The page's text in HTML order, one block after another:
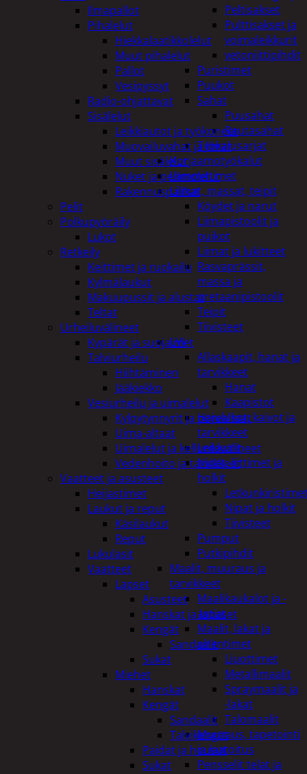
Peltisakset
Pulttisakset ja
voimaleikkurit
vetoniittipihdit
Puristimet
Puukot
Sahat
Puusahat
Rautasahat
Työkalusarjat
Korjaamotyökalut
Lämmittimet
Liimat, massat, teipit
Köydet ja narut
Liimapistoolit ja
puikot
Liimat ja lukitteet
Rasvaprässit,
massa ja
uretaanipistoolit
Teipit
Tiivisteet
LVI
Allaskaapit, hanat ja
tarvikkeet
Hanat
Kaapistot
Hajulukot, kaivot ja
tarvikkeet
Leikkurit
Nipat, liittimet ja
holkit
Nipat ja holkit
Tiivisteet
Pumput
Putkipihdit
Maalit, muuraus ja
tarvikkeet
Maalikaukalot ja -
astiat
Maalit, lakat ja
ohentimet
Liuottimet
Metallimaalit
Spraymaalit ja
-lakat
Talomaalit
Muuraus, tapetointi
ja laatoitus
Pensselit telat ja
Ilmapallot
Pihalelut
Hiekkalaatikkolelut
Muut pihalelut
Pallot
Vesipyssyt
Radio-ohjattavat
Sisälelut
Leikkiautot ja työkoneet
Muovailuvahat ja limat
Muut sisälelut
Nuket ja pehmolelut
Rakennuspalikat
Pelit
Polkupyöräily
Lukot
Retkeily
Keittimet ja ruokailu
Kylmälaukut
Makuupussit ja alustat
Teltat
Urheiluvälineet
Kypärät ja suojaimet
Talviurheilu
Hiihtäminen
Jääkiekko
Vesiurheilu ja uimalelut
Kylpytynnyrit ja porealtaat
Uima-altaat
Uimalelut ja kelluntavälineet
Vedenhoito ja tarvikkeet
Vaatteet ja asusteet
Heijastimet
Laukut ja reput
Käsilaukut
Reput
Lukulasit
Vaatteet
Lapset
Asusteet
Hanskat ja lapaset
Kengät
Sandaalit
Sukat
Miehet
Hanskat
Kengät
Sandaalit
Talvikengät
Paidat ja housut
Sukat